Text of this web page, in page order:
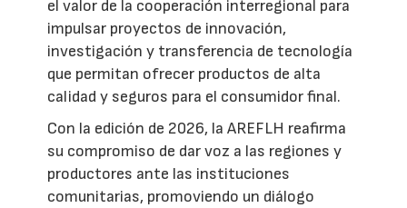
el valor de la cooperación interregional para
impulsar proyectos de innovación,
investigación y transferencia de tecnología
que permitan ofrecer productos de alta
calidad y seguros para el consumidor final.
Con la edición de 2026, la AREFLH reafirma
su compromiso de dar voz a las regiones y
productores ante las instituciones
comunitarias, promoviendo un diálogo